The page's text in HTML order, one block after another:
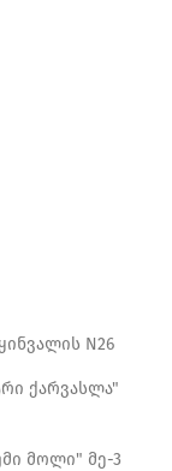
N26
ქარვასლა"
მოლი" მე-3